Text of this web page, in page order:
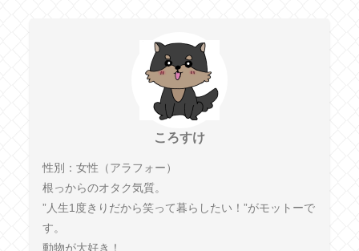
ころすけ
性別：女性（アラフォー）
根っからのオタク気質。
”人生1度きりだから笑って暮らしたい！”がモットーで
す。
動物が大好き！